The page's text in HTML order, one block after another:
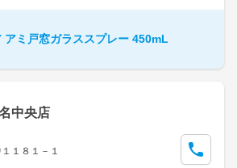
アミ戸窓ガラススプレー 450mL
中央店
１８１－１